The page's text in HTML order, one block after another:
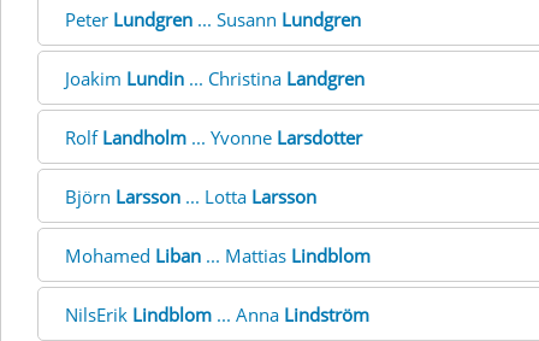
Peter Lundgren ... Susann Lundgren
Joakim Lundin ... Christina Landgren
Rolf Landholm ... Yvonne Larsdotter
Björn Larsson ... Lotta Larsson
Mohamed Liban ... Mattias Lindblom
NilsErik Lindblom ... Anna Lindström